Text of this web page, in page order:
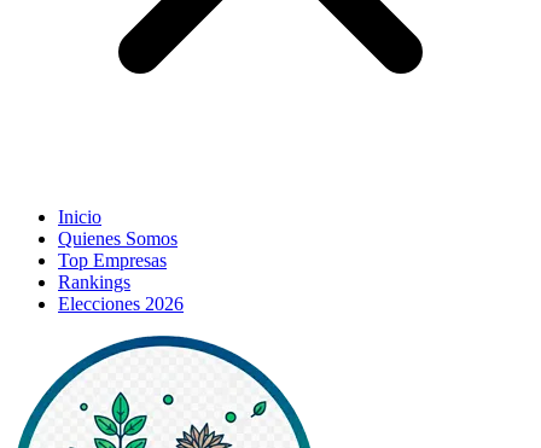
Inicio
Quienes Somos
Top Empresas
Rankings
Elecciones 2026